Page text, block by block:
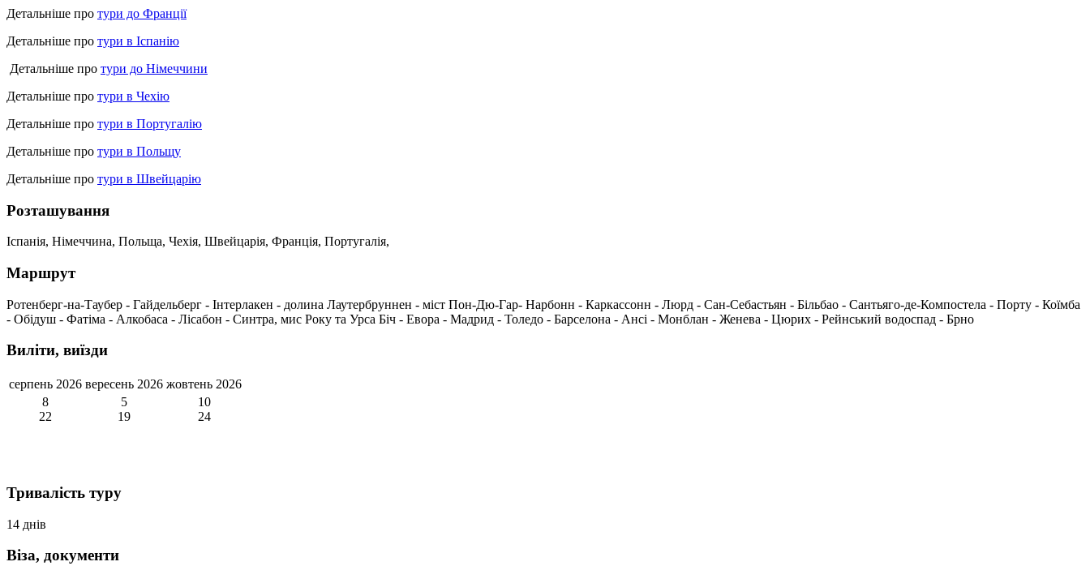
Детальніше про тури до Франції
Детальніше про тури в Іспанію
Детальніше про тури до Німеччини
Детальніше про тури в Чехію
Детальніше про тури в Португалію
Детальніше про тури в Польщу
Детальніше про тури в Швейцарію
Розташування
Іспанія, Німеччина, Польща, Чехія, Швейцарія, Франція, Португалія,
Маршрут
Ротенберг-на-Таубер - Гайдельберг - Інтерлакен - долина Лаутербруннен - міст Пон-Дю-Гар- Нарбонн - Каркассонн - Люрд - Сан-Себастьян - Більбао - Сантьяго-де-Компостела - Порту - Коїмба
- Обідуш - Фатіма - Алкобаса - Лісабон - Синтра, мис Року та Урса Біч - Евора - Мадрид - Толедо - Барселона - Ансі - Монблан - Женева - Цюрих - Рейнський водоспад - Брно
Виліти, виїзди
серпень 2026 вересень 2026 жовтень 2026
8
22
5
19
10
24
Тривалість туру
14 днів
Віза, документи